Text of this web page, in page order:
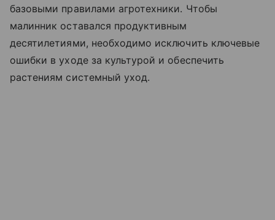
базовыми правилами агротехники. Чтобы
малинник оставался продуктивным
десятилетиями, необходимо исключить ключевые
ошибки в уходе за культурой и обеспечить
растениям системный уход.